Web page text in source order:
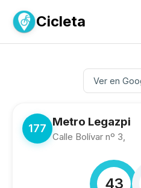
Cicleta
Ver en
177 Metro Legazpi
Calle Bolívar nº 3,
43